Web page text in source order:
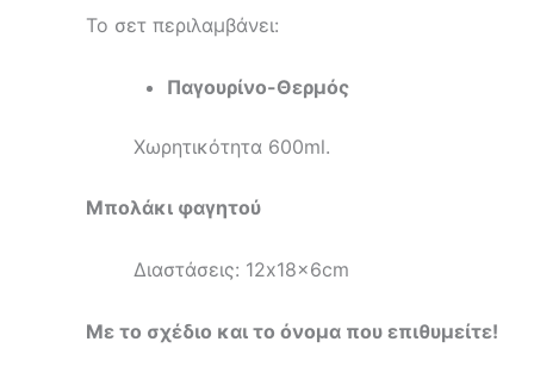
Το σετ περιλαμβάνει:
Παγουρίνο-Θερμός
Χωρητικότητα 600ml.
Μπολάκι φαγητού
Διαστάσεις: 12x18x6cm
Με το σχέδιο και το όνομα που επιθυμείτε!